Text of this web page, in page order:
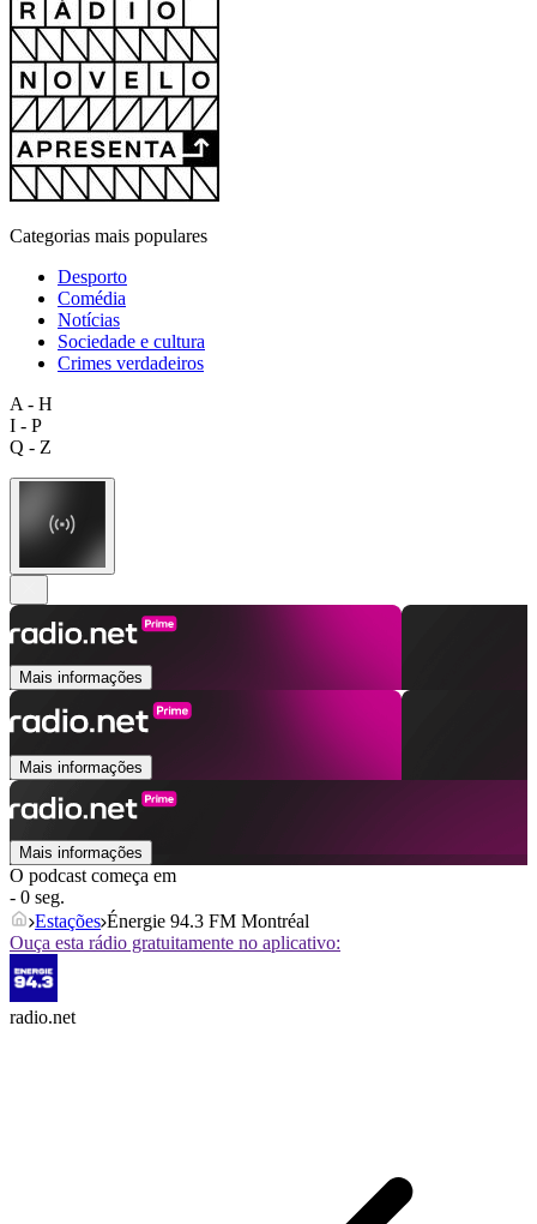
Categorias mais populares
Desporto
Comédia
Notícias
Sociedade e cultura
Crimes verdadeiros
A - H
I - P
Q - Z
Mais informações
Mais informações
Mais informações
O podcast começa em
- 0 seg.
Estações Énergie 94.3 FM Montréal
Ouça esta rádio gratuitamente no aplicativo:
radio.net